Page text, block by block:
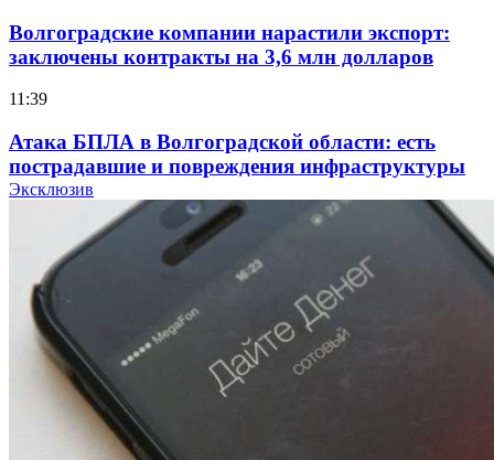
Волгоградские компании нарастили экспорт:
заключены контракты на 3,6 млн долларов
11:39
Атака БПЛА в Волгоградской области: есть
пострадавшие и повреждения инфраструктуры
Волгоградские вузы в топе зарплатного
рейтинга: ВолгГТУ и ВолгГМУ вошли в топ‑15
для химической отрасли и фармацевтики
18:39
В Красноармейском районе Волгограда стартует
конкурс на ремонт моста через Волго‑Донской
судоходный канал
Эксклюзив